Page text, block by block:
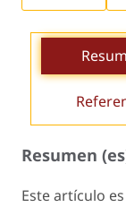
Resumen
Este artículo